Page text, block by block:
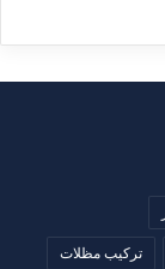
تركيب مظلات